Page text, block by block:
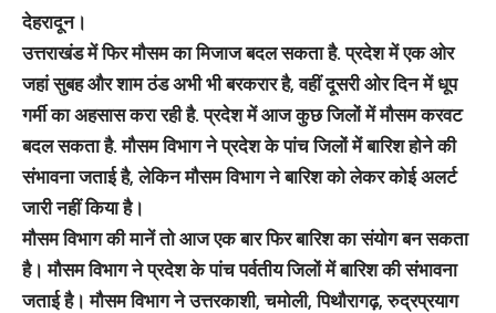
देहरादून।
उत्तराखंड में फिर मौसम का मिजाज बदल सकता है. प्रदेश में एक ओर
जहां सुबह और शाम ठंड अभी भी बरकरार है, वहीं दूसरी ओर दिन में धूप
गर्मी का अहसास करा रही है. प्रदेश में आज कुछ जिलों में मौसम करवट
बदल सकता है. मौसम विभाग ने प्रदेश के पांच जिलों में बारिश होने की
संभावना जताई है, लेकिन मौसम विभाग ने बारिश को लेकर कोई अलर्ट
जारी नहीं किया है।
मौसम विभाग की मानें तो आज एक बार फिर बारिश का संयाेग बन सकता
है। मौसम विभाग ने प्रदेश के पांच पर्वतीय जिलों में बारिश की संभावना
जताई है। मौसम विभाग ने उत्तरकाशी, चमोली, पिथौरागढ़, रुद्रप्रयाग